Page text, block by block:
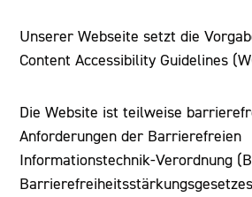
Unserer Webseite setzt die
Content Accessibility Guidelines
Die Website ist teilweise
Anforderungen der Barrierefreien
Informationstechnik-Verordnung